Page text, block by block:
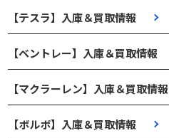
【テスラ】入庫＆買取情報
【ベントレー】入庫＆買取情報
【マクラーレン】入庫＆買取情報
【ボルボ】入庫＆買取情報